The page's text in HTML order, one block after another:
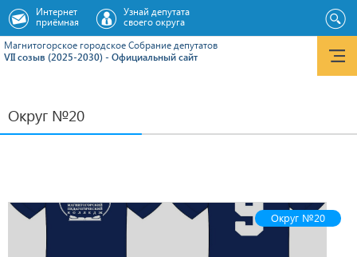
Магнитогорское городское Cобрание депутатов
VII созыв (2025-2030) - Официальный сайт
Интернет
приёмная
Узнай депутата
своего округа
Округ №20
Округ №20